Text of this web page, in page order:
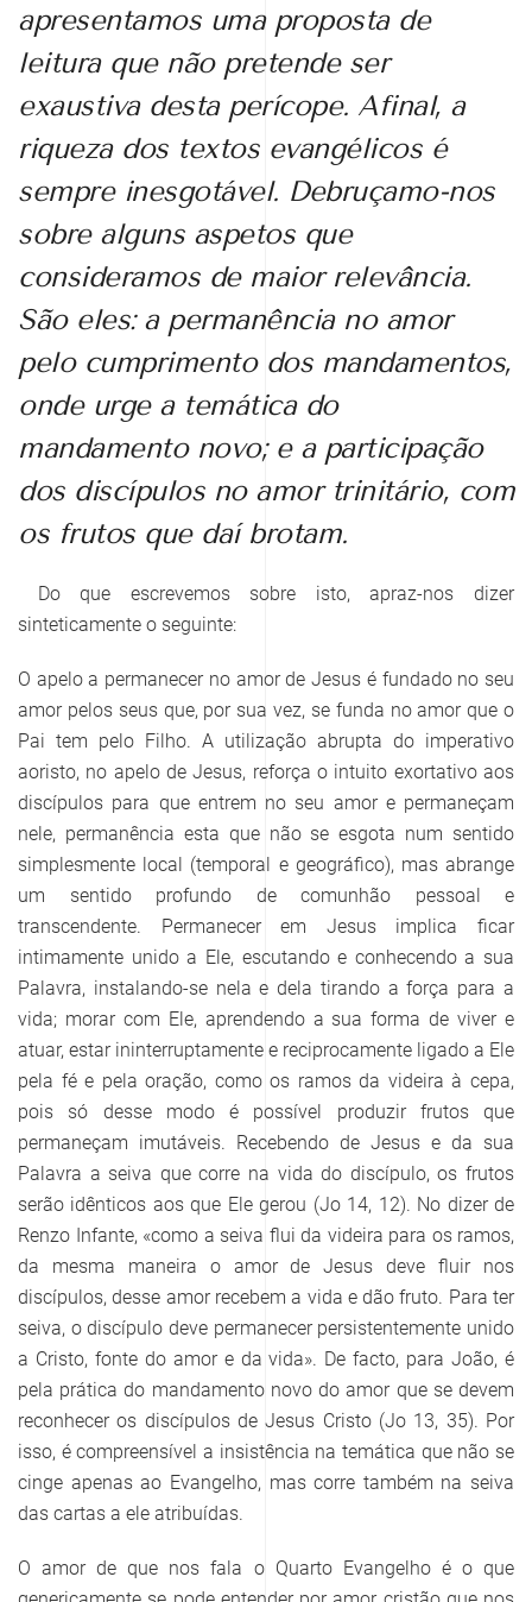
apresentamos uma proposta de
leitura que não pretende ser
exaustiva desta perícope. Afinal, a
riqueza dos textos evangélicos é
sempre inesgotável. Debruçamo-nos
sobre alguns aspetos que
consideramos de maior relevância.
São eles: a permanência no amor
pelo cumprimento dos mandamentos,
onde urge a temática do
mandamento novo; e a participação
dos discípulos no amor trinitário, com
os frutos que daí brotam.
Do que escrevemos sobre isto, apraz-nos dizer
sinteticamente o seguinte:
O apelo a permanecer no amor de Jesus é fundado no seu
amor pelos seus que, por sua vez, se funda no amor que o
Pai tem pelo Filho. A utilização abrupta do imperativo
aoristo, no apelo de Jesus, reforça o intuito exortativo aos
discípulos para que entrem no seu amor e permaneçam
nele, permanência esta que não se esgota num sentido
simplesmente local (temporal e geográfico), mas abrange
um sentido profundo de comunhão pessoal e
transcendente. Permanecer em Jesus implica ficar
intimamente unido a Ele, escutando e conhecendo a sua
Palavra, instalando-se nela e dela tirando a força para a
vida; morar com Ele, aprendendo a sua forma de viver e
atuar, estar ininterruptamente e reciprocamente ligado a Ele
pela fé e pela oração, como os ramos da videira à cepa,
pois só desse modo é possível produzir frutos que
permaneçam imutáveis. Recebendo de Jesus e da sua
Palavra a seiva que corre na vida do discípulo, os frutos
serão idênticos aos que Ele gerou (Jo 14, 12). No dizer de
Renzo Infante, «como a seiva flui da videira para os ramos,
da mesma maneira o amor de Jesus deve fluir nos
discípulos, desse amor recebem a vida e dão fruto. Para ter
seiva, o discípulo deve permanecer persistentemente unido
a Cristo, fonte do amor e da vida». De facto, para João, é
pela prática do mandamento novo do amor que se devem
reconhecer os discípulos de Jesus Cristo (Jo 13, 35). Por
isso, é compreensível a insistência na temática que não se
cinge apenas ao Evangelho, mas corre também na seiva
das cartas a ele atribuídas.
O amor de que nos fala o Quarto Evangelho é o que